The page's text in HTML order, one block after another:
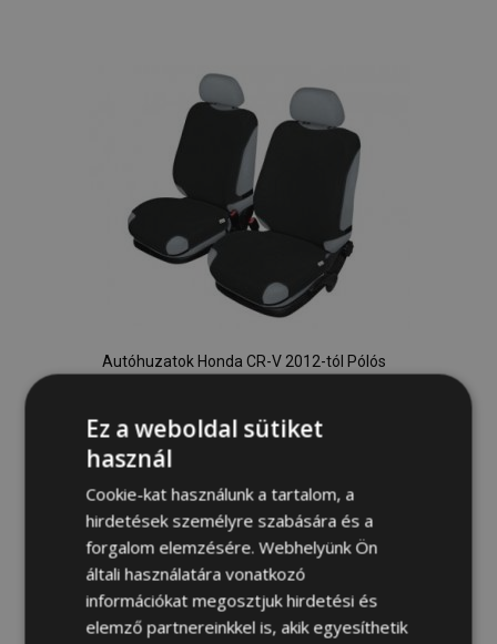
kívánságlistához
Autóhuzatok Honda CR-V 2012-tól Pólós
9 500,00 Ft
Kosárba
Hozzáadás
kívánságlistához
Ez a weboldal sütiket
használ
Cookie-kat használunk a tartalom, a
hirdetések személyre szabására és a
forgalom elemzésére. Webhelyünk Ön
általi használatára vonatkozó
információkat megosztjuk hirdetési és
elemző partnereinkkel is, akik egyesíthetik